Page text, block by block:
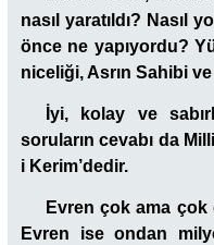
nasıl yaratıldı? Nasıl
önce ne yapıyordu?
niceliği, Asrın Sahibi
İyi, kolay ve
soruların cevabı da
i Kerim’dedir.
Evren çok ama çok
Evren ise ondan